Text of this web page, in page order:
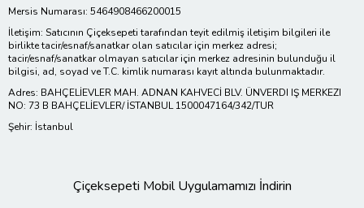
Mersis Numarası: 5464908466200015
İletişim: Satıcının Çiçeksepeti tarafından teyit edilmiş iletişim bilgileri ile
birlikte tacir/esnaf/sanatkar olan satıcılar için merkez adresi;
tacir/esnaf/sanatkar olmayan satıcılar için merkez adresinin bulunduğu il
bilgisi, ad, soyad ve T.C. kimlik numarası kayıt altında bulunmaktadır.
Adres: BAHÇELİEVLER MAH. ADNAN KAHVECİ BLV. ÜNVERDI IŞ MERKEZI
NO: 73 B BAHÇELİEVLER/ İSTANBUL 1500047164/342/TUR
Şehir: İstanbul
Çiçeksepeti Mobil Uygulamamızı İndirin